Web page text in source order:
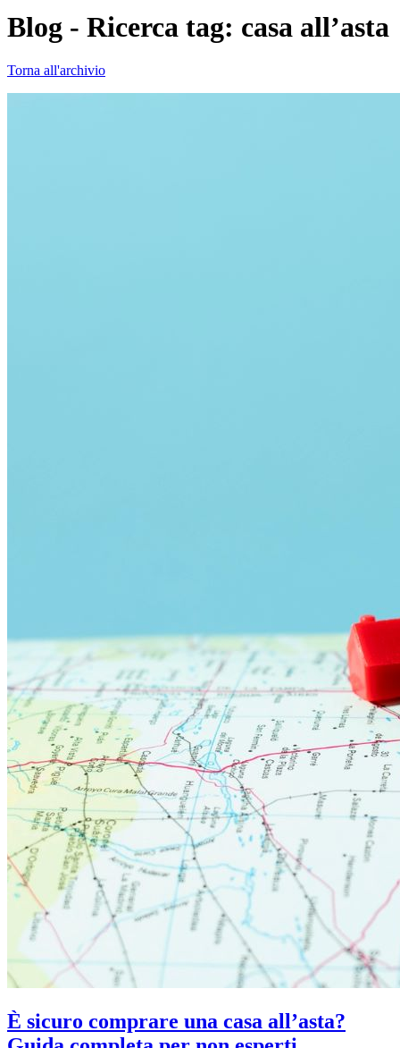
Blog - Ricerca tag: casa all’asta
Torna all'archivio
È sicuro comprare una casa all’asta?